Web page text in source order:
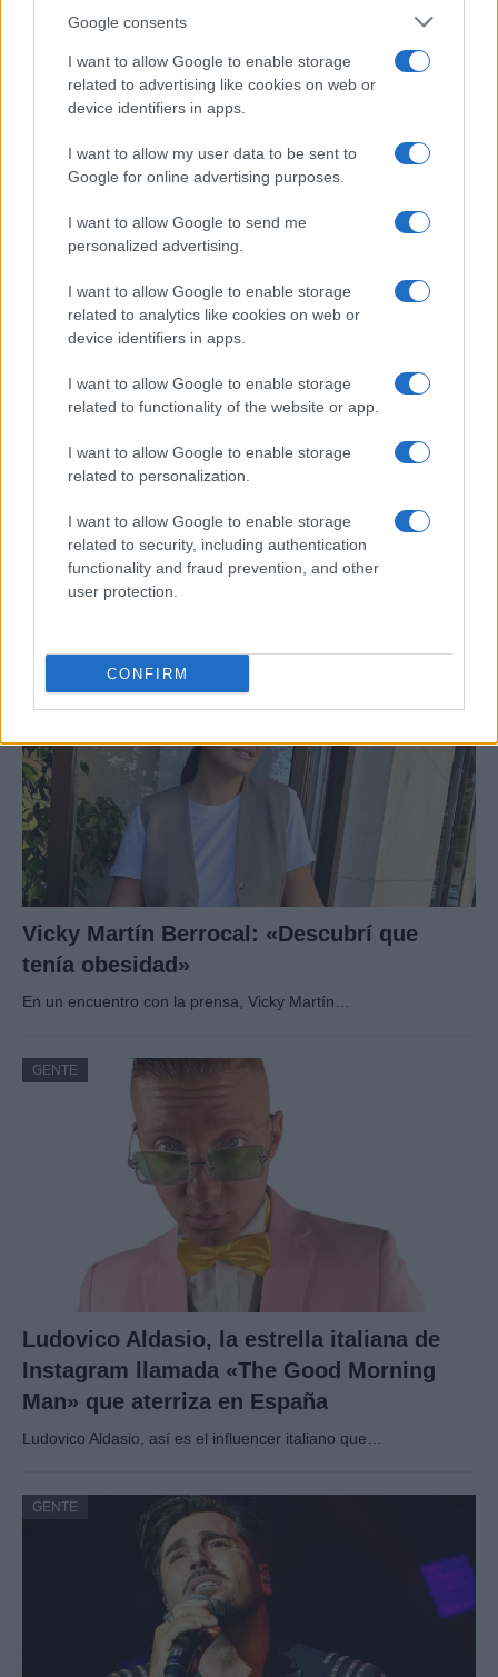
Google consents
I want to allow Google to enable storage
related to advertising like cookies on web or
device identifiers in apps.
I want to allow my user data to be sent to
Google for online advertising purposes.
I want to allow Google to send me
personalized advertising.
I want to allow Google to enable storage
related to analytics like cookies on web or
device identifiers in apps.
I want to allow Google to enable storage
related to functionality of the website or app.
I want to allow Google to enable storage
related to personalization.
I want to allow Google to enable storage
related to security, including authentication
functionality and fraud prevention, and other
user protection.
CONFIRM
Bárbara Rey sobre su asistencia al
Senado: «Voy a ir»
Bárbara Rey ha asegurado a Isabel Rábago, que…
GENTE
Risto Mejide, pillado con su nueva novia:
“Ya no se esconden”
Han pillado al presentador Risto Mejide y a…
Vicky Martín Berrocal: «Descubrí que
tenía obesidad»
En un encuentro con la prensa, Vicky Martín…
GENTE
Ludovico Aldasio, la estrella italiana de
Instagram llamada «The Good Morning
Man» que aterriza en España
Ludovico Aldasio, así es el influencer italiano que…
GENTE